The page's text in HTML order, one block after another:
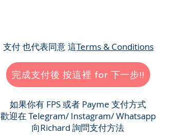
​支付 也代表同意 這Terms & Conditions
完成支付後 按這裡 for 下一步!!
如果你有 FPS 或者 Payme 支付方式
歡迎在 Telegram/ Instagram/ Whatsapp
向Richard 詢問支付方法